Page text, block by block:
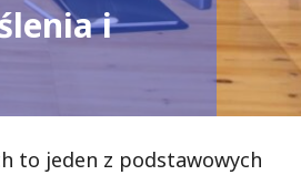
i
to jeden z podstawowych